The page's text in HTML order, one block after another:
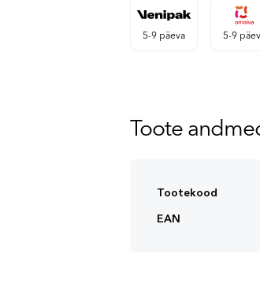
5-9 päeva 5-9
Toote
Tootekood
EAN